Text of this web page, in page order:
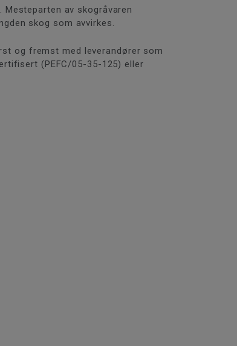
av skogråvaren
skog som avvirkes.
og fremst med leverandører som
(PEFC/05-35-125) eller